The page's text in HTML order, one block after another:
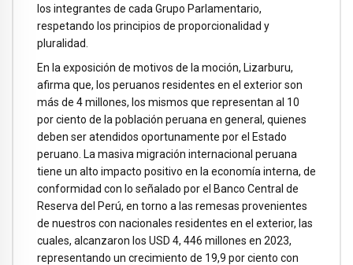
los integrantes de cada Grupo Parlamentario,
respetando los principios de proporcionalidad y
pluralidad.
En la exposición de motivos de la moción, Lizarburu,
afirma que, los peruanos residentes en el exterior son
más de 4 millones, los mismos que representan al 10
por ciento de la población peruana en general, quienes
deben ser atendidos oportunamente por el Estado
peruano. La masiva migración internacional peruana
tiene un alto impacto positivo en la economía interna, de
conformidad con lo señalado por el Banco Central de
Reserva del Perú, en torno a las remesas provenientes
de nuestros con nacionales residentes en el exterior, las
cuales, alcanzaron los USD 4, 446 millones en 2023,
representando un crecimiento de 19,9 por ciento con